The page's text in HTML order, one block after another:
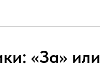
«За» или